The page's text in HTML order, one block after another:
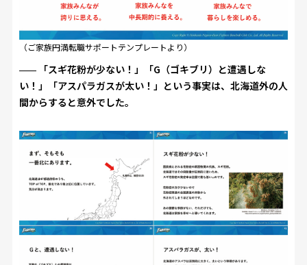
（ご家族円満転職サポートテンプレートより）
「スギ花粉が少ない！」「G（ゴキブリ）と遭遇しな
い！」「アスパラガスが太い！」という事実は、北海道外の人
間からすると意外でした。